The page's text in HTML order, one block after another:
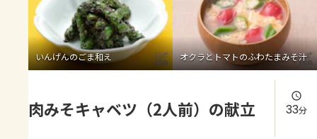
よくあるお問い合わせ
お買い物
AJINOMOTO PARK とは
いんげんのごま和え オクラとトマトのふわたまみそ汁
肉みそキャベツ（2人前）の献立 33分